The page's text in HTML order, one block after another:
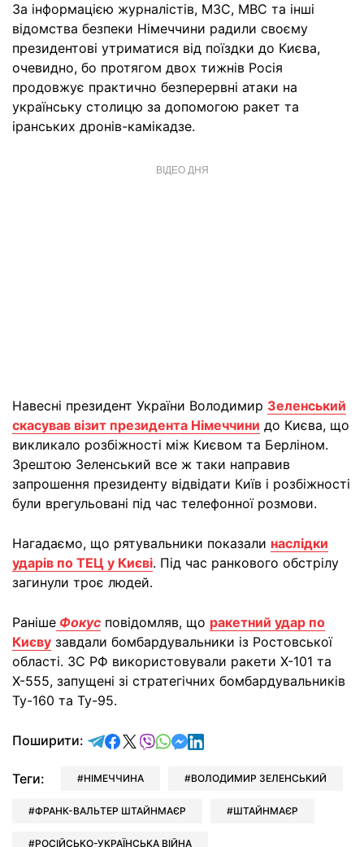
За інформацією журналістів, МЗС, МВС та інші
відомства безпеки Німеччини радили своєму
президентові утриматися від поїздки до Києва,
очевидно, бо протягом двох тижнів Росія
продовжує практично безперервні атаки на
українську столицю за допомогою ракет та
іранських дронів-камікадзе.
ВІДЕО ДНЯ
Навесні президент України Володимир Зеленський
скасував візит президента Німеччини до Києва, що
викликало розбіжності між Києвом та Берліном.
Зрештою Зеленський все ж таки направив
запрошення президенту відвідати Київ і розбіжності
були врегульовані під час телефонної розмови.
Нагадаємо, що рятувальники показали наслідки
ударів по ТЕЦ у Києві. Під час ранкового обстрілу
загинули троє людей.
Раніше Фокус повідомляв, що ракетний удар по
Києву завдали бомбардувальники із Ростовської
області. ЗС РФ використовували ракети Х-101 та
Х-555, запущені зі стратегічних бомбардувальників
Ту-160 та Ту-95.
Поширити: відправити у Telegram
поділитись у Facebook
поділитись у X
відправити у Viber
відправити у Whatsapp
відправити у Messenger
відправити у LinkedIn
Теги: НІМЕЧЧИНА ВОЛОДИМИР ЗЕЛЕНСЬКИЙ
ФРАНК-ВАЛЬТЕР ШТАЙНМАЄР ШТАЙНМАЄР
РОСІЙСЬКО-УКРАЇНСЬКА ВІЙНА